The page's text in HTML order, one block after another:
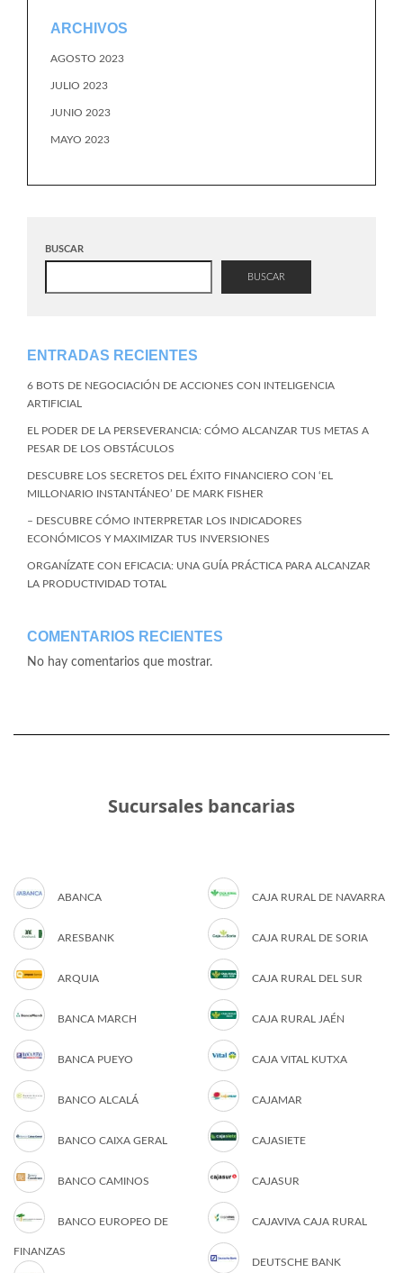
ARCHIVOS
AGOSTO 2023
JULIO 2023
JUNIO 2023
MAYO 2023
BUSCAR
BUSCAR
ENTRADAS RECIENTES
6 BOTS DE NEGOCIACIÓN DE ACCIONES CON INTELIGENCIA
ARTIFICIAL
EL PODER DE LA PERSEVERANCIA: CÓMO ALCANZAR TUS METAS A
PESAR DE LOS OBSTÁCULOS
DESCUBRE LOS SECRETOS DEL ÉXITO FINANCIERO CON ‘EL
MILLONARIO INSTANTÁNEO’ DE MARK FISHER
– DESCUBRE CÓMO INTERPRETAR LOS INDICADORES
ECONÓMICOS Y MAXIMIZAR TUS INVERSIONES
ORGANÍZATE CON EFICACIA: UNA GUÍA PRÁCTICA PARA ALCANZAR
LA PRODUCTIVIDAD TOTAL
COMENTARIOS RECIENTES
No hay comentarios que mostrar.
Sucursales bancarias
ABANCA
ARESBANK
ARQUIA
BANCA MARCH
BANCA PUEYO
BANCO ALCALÁ
BANCO CAIXA GERAL
BANCO CAMINOS
BANCO EUROPEO DE
FINANZAS
CAJA RURAL DE NAVARRA
CAJA RURAL DE SORIA
CAJA RURAL DEL SUR
CAJA RURAL JAÉN
CAJA VITAL KUTXA
CAJAMAR
CAJASIETE
CAJASUR
CAJAVIVA CAJA RURAL
DEUTSCHE BANK